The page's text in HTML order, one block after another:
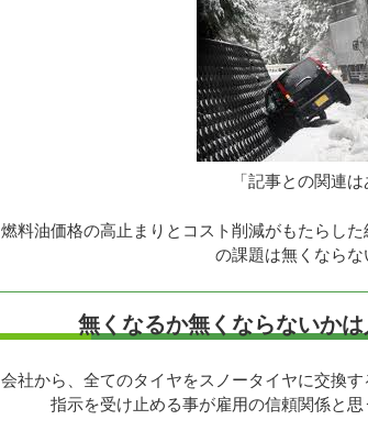
「記事との関連は
燃料油価格の高止まりとコスト削減がもたらし
の課題は無くならな
無くなるか無くならないかは
会社から、全てのタイヤをスノータイヤに交換
指示を受け止める事が雇用の信頼関係と